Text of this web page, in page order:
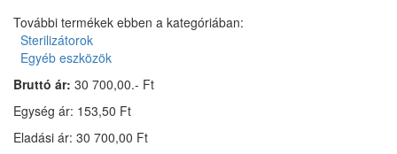
További termékek ebben a kategóriában:
Sterilizátorok
Egyéb eszközök
Bruttó ár: 30 700,00.- Ft
Egység ár: 153,50 Ft
Eladási ár: 30 700,00 Ft